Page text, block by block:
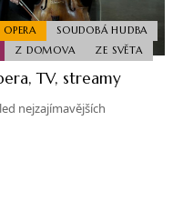
OPERA
SOUDOBÁ HUDBA
Z DOMOVA ZE SVĚTA
TV, streamy
nejzajímavějších